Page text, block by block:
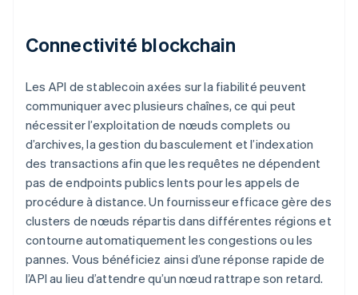
Connectivité blockchain
Les API de stablecoin axées sur la fiabilité peuvent
communiquer avec plusieurs chaînes, ce qui peut
nécessiter l’exploitation de nœuds complets ou
d’archives, la gestion du basculement et l’indexation
des transactions afin que les requêtes ne dépendent
pas de endpoints publics lents pour les appels de
procédure à distance. Un fournisseur efficace gère des
clusters de nœuds répartis dans différentes régions et
contourne automatiquement les congestions ou les
pannes. Vous bénéficiez ainsi d’une réponse rapide de
l’API au lieu d’attendre qu’un nœud rattrape son retard.